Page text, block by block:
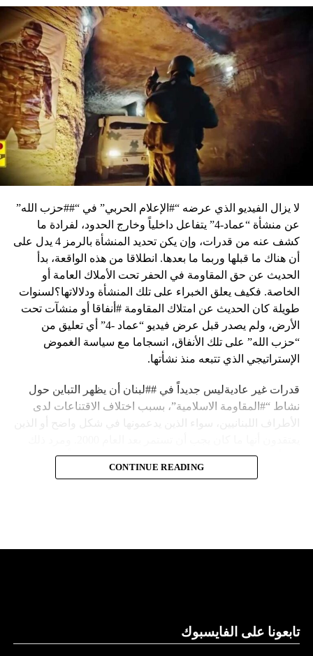
لا يزال الفيديو الذي عرضه “#الإعلام الحربي” في “##حزب الله”
عن منشأة “عماد-4” يتفاعل داخلياً وخارج الحدود، لفرادة ما
كشف عنه من قدرات، وإن يكن تحديد المنشأة بالرمز 4 يدل على
أن هناك ما قبلها وربما ما بعدها. انطلاقا من هذه الواقعة، بدأ
الحديث عن حق المقاومة في الحفر تحت الأملاك العامة أو
الخاصة. فكيف يعلق الخبراء على تلك المنشأة ودلالاتها؟لسنوات
طويلة كان الحديث عن امتلاك المقاومة #أنفاقا أو منشآت تحت
الأرض، ولم يصدر قبل عرض فيديو “عماد -4” أي تعليق من
“حزب الله” على تلك الأنفاق، انسجاما مع سياسة الغموض
الإستراتيجي الذي تتبعه منذ نشأتها.
قدرات غير عاديةليس جديداً في ##لبنان أن يظهر التباين حول
نشاط “#المقاومة الاسلامية”، بسبب اختلاف الاقتناعات لدى
الأطراف اللبنانيين، سواء الذين يدعمونها في شكل واضح أو الذين
إلى أن المقاومة ضد الاحتلال الإسرائيلي لم تكن يوماً محط
إجماع داخلي، وإن كانت القوى اللبنانية المؤمنة بالصراع ضد
النهار
CONTINUE READING
تابعونا على الفايسبوك